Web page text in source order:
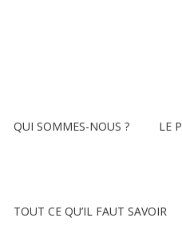
QUI SOMMES-NOUS ? LE
TOUT CE QU’IL FAUT SAVOIR